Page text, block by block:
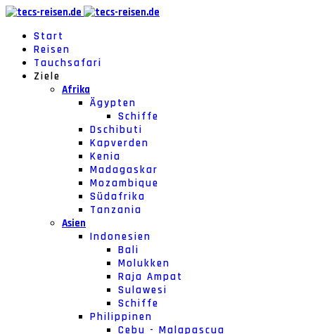
Start
Reisen
Tauchsafari
Ziele
Afrika
Ägypten
Schiffe
Dschibuti
Kapverden
Kenia
Madagaskar
Mozambique
Südafrika
Tanzania
Asien
Indonesien
Bali
Molukken
Raja Ampat
Sulawesi
Schiffe
Philippinen
Cebu - Malapascua